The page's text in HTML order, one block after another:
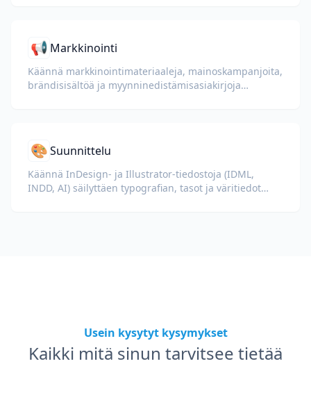
📢 Markkinointi
Käännä markkinointimateriaaleja, mainoskampanjoita,
brändisisältöä ja myynninedistämisasiakirjoja
🎨Suunnittelu
Käännä InDesign- ja Illustrator-tiedostoja (IDML,
INDD, AI) säilyttäen typografian, tasot ja väritiedot
Usein kysytyt kysymykset
Kaikki mitä sinun tarvitsee tietää